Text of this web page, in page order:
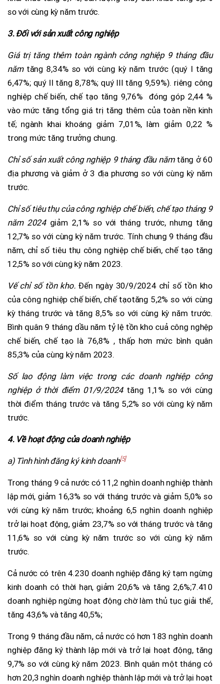
so với cùng kỳ năm trước.
3. Đối với sản xuất công nghiệp
Giá trị tăng thêm toàn ngành công nghiệp 9 tháng đầu
năm tăng 8,34% so với cùng kỳ năm trước (quý I tăng
6,47%; quý II tăng 8,78%; quý III tăng 9,59%). riêng công
nghiệp chế biến, chế tạo tăng 9,76% đóng góp 2,44 %
vào mức tăng tổng giá trị tăng thêm của toàn nền kinh
tế; ngành khai khoáng giảm 7,01%, làm giảm 0,22 %
trong mức tăng trưởng chung.
Chỉ số sản xuất công nghiệp 9 tháng đầu năm tăng ở 60
địa phương và giảm ở 3 địa phương so với cùng kỳ năm
trước.
Chỉ số tiêu thụ của công nghiệp chế biến, chế tạo tháng 9
năm 2024 giảm 2,1% so với tháng trước, nhưng tăng
12,7% so với cùng kỳ năm trước. Tính chung 9 tháng đầu
năm, chỉ số tiêu thụ công nghiệp chế biến, chế tạo tăng
12,5% so với cùng kỳ năm 2023.
Vế chỉ số tồn kho. Đến ngày 30/9/2024 chỉ số tồn kho
của công nghiệp chế biến, chế tạotăng 5,2% so với cùng
kỳ tháng trước và tăng 8,5% so với cùng kỳ năm trước.
Bình quân 9 tháng dầu năm tỷ lệ tồn kho cuả công nghệp
chế biến, chế tạo là 76,8% , thấp hơn mức bình quân
85,3% của cùng kỳ năm 2023.
Số lao động làm việc trong các doanh nghiệp công
nghiệp ở thời điểm 01/9/2024 tăng 1,1% so với cùng
thời điểm tháng trước và tăng 5,2% so với cùng kỳ năm
trước.
4. Về hoạt động của doanh nghiệp
a) Tình hình đăng ký kinh doanh[5]
Trong tháng 9 cả nước có 11,2 nghìn doanh nghiệp thành
lập mới, giảm 16,3% so với tháng trước và giảm 5,0% so
với cùng kỳ năm trước; khoảng 6,5 nghìn doanh nghiệp
trở lại hoạt động, giảm 23,7% so với tháng trước và tăng
11,6% so với cùng kỳ năm trước so với cùng kỳ năm
trước.
Cả nước có trên 4.230 doanh nghiệp đăng ký tạm ngừng
kinh doanh có thời hạn, giảm 20,6% và tăng 2,6%;7.410
doanh nghiệp ngừng hoạt động chờ làm thủ tục giải thể,
tăng 43,6% và tăng 40,5%;
Trong 9 tháng đầu năm, cả nước có hơn 183 nghìn doanh
nghiệp đăng ký thành lập mới và trở lại hoạt động, tăng
9,7% so với cùng kỳ năm 2023. Bình quân một tháng có
hơn 20,3 nghìn doanh nghiệp thành lập mới và trở lại hoạt